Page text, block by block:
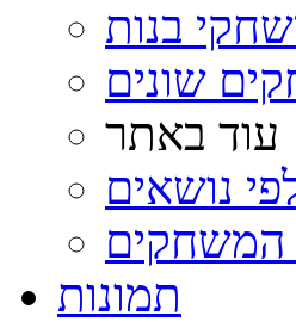
בנות
שונים
עוד באתר
נושאים
המשחקים
תמונות